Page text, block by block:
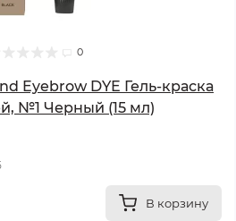
0
Eyebrow DYE Гель-краска
№1 Черный (15 мл)
В корзину